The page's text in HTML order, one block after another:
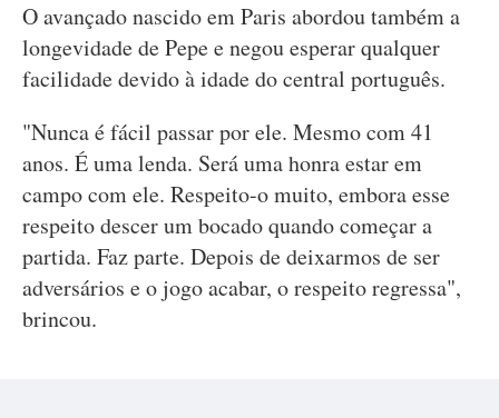
O avançado nascido em Paris abordou também a
longevidade de Pepe e negou esperar qualquer
facilidade devido à idade do central português.
"Nunca é fácil passar por ele. Mesmo com 41
anos. É uma lenda. Será uma honra estar em
campo com ele. Respeito-o muito, embora esse
respeito descer um bocado quando começar a
partida. Faz parte. Depois de deixarmos de ser
adversários e o jogo acabar, o respeito regressa",
brincou.